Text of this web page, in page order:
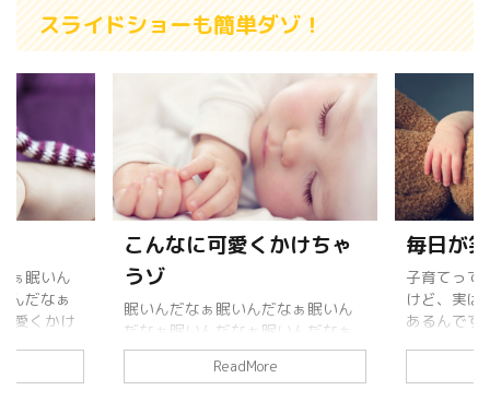
スライドショーも簡単ダゾ！
ぁ眠いん
んだなぁ
愛くかけ
眠いんだ
こんなに可愛くかけちゃ
うゾ
眠いんだなぁ眠いんだなぁ眠いん
だなぁ眠いんだなぁ眠いんだなぁ
眠いんだなぁ こんなに可愛くかけ
ちゃうゾ 眠いんだなぁ眠いんだな
ReadMore
毎日が
子育てって
けど、実は
あるんです
ことも起こ